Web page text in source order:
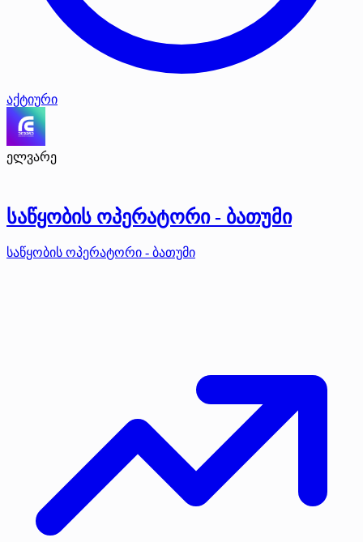
აქტიური
ელვარე
საწყობის ოპერატორი - ბათუმი
საწყობის ოპერატორი - ბათუმი